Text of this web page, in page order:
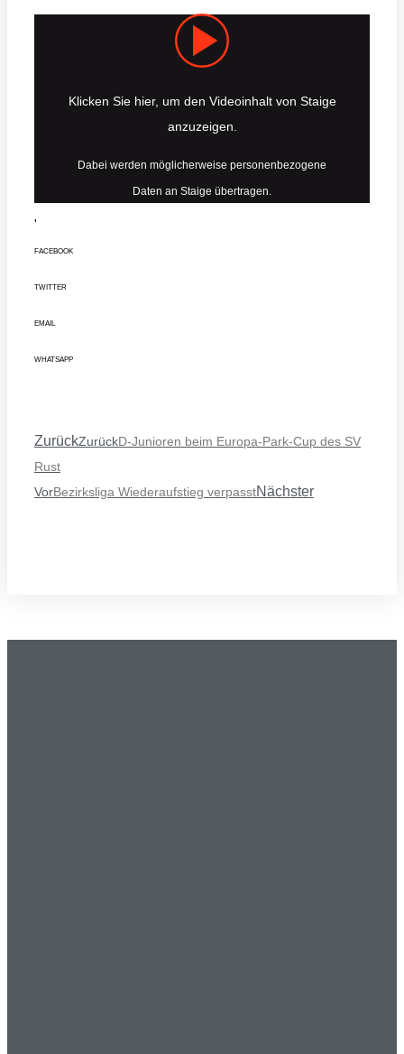
'
Klicken Sie hier, um den Videoinhalt von Staige
anzuzeigen.
Dabei werden möglicherweise personenbezogene
Daten an Staige übertragen.
FACEBOOK
TWITTER
EMAIL
WHATSAPP
ZurückZurückD-Junioren beim Europa-Park-Cup des SV
Rust
VorBezirksliga Wiederaufstieg verpasstNächster